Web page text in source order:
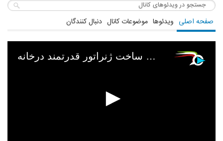
صفحه اصلی ویدئوها موضوعات کانال دنبال کنندگان
آموزش ساخت ژنراتور قدرتمند درخانه